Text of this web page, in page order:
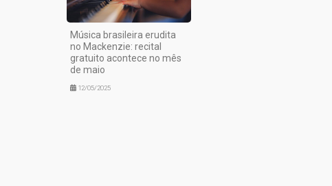
Música brasileira erudita
no Mackenzie: recital
gratuito acontece no mês
de maio
12/05/2025